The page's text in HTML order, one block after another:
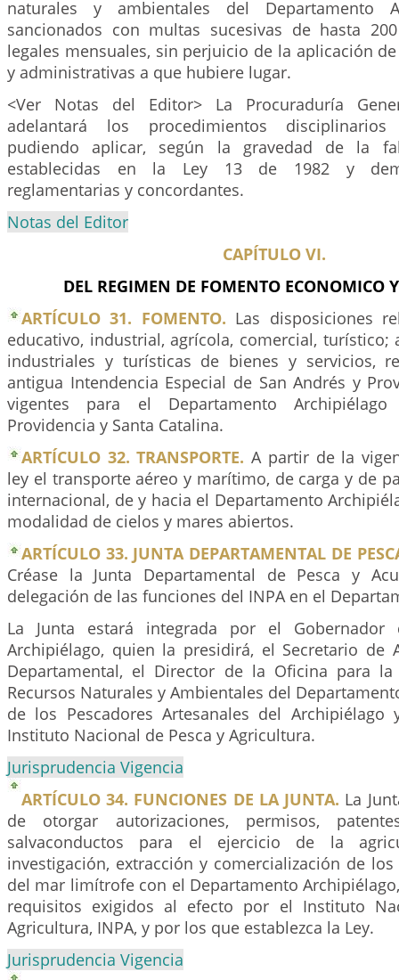
naturales y ambientales del Departamento
sancionados con multas sucesivas de hasta
legales mensuales, sin perjuicio de la aplicación
y administrativas a que hubiere lugar.
<Ver Notas del Editor> La Procuraduría
adelantará los procedimientos disciplinarios
pudiendo aplicar, según la gravedad de la
establecidas en la Ley 13 de 1982 y
reglamentarias y concordantes.
Notas del Editor
CAPÍTULO VI.
DEL REGIMEN DE FOMENTO ECONOMICO
ARTÍCULO 31. FOMENTO. Las disposiciones
educativo, industrial, agrícola, comercial, turístico;
industriales y turísticas de bienes y servicios,
antigua Intendencia Especial de San Andrés y
vigentes para el Departamento
Providencia y Santa Catalina.
ARTÍCULO 32. TRANSPORTE. A partir de la
ley el transporte aéreo y marítimo, de carga y de
internacional, de y hacia el Departamento
modalidad de cielos y mares abiertos.
ARTÍCULO 33. JUNTA DEPARTAMENTAL DE
Créase la Junta Departamental de Pesca y
delegación de las funciones del INPA en el
La Junta estará integrada por el Gobernador
Archipiélago, quien la presidirá, el Secretario de
Departamental, el Director de la Oficina para
Recursos Naturales y Ambientales del
de los Pescadores Artesanales del
Instituto Nacional de Pesca y Agricultura.
Jurisprudencia Vigencia
ARTÍCULO 34. FUNCIONES DE LA JUNTA. La
de otorgar autorizaciones, permisos,
salvaconductos para el ejercicio de la
investigación, extracción y comercialización de
del mar limítrofe con el Departamento
requisitos exigidos al efecto por el Instituto
Agricultura, INPA, y por los que establezca la Ley.
Jurisprudencia Vigencia